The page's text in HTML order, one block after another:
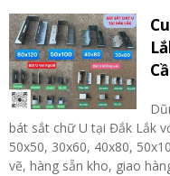
bát sắt chữ U tại Đắk Lắk
50x50, 30x60, 40x80,
vẽ, hàng sẵn kho, giao